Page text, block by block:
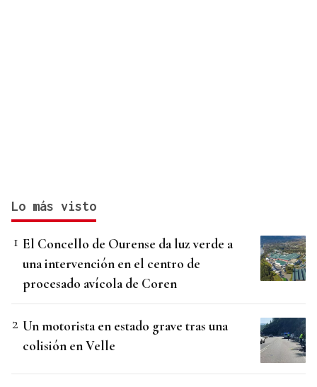
Lo más visto
El Concello de Ourense da luz verde a
una intervención en el centro de
procesado avícola de Coren
Un motorista en estado grave tras una
colisión en Velle